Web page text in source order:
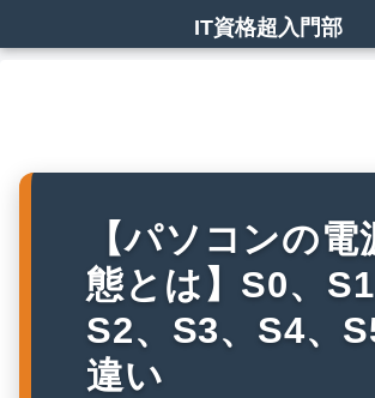
IT資格超入門部
【パソコンの電
態とは】S0、S1
S2、S3、S4、
違い